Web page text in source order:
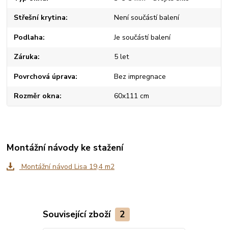
Střešní krytina Není součástí balení
Podlaha Je součástí balení
Záruka 5 let
Povrchová úprava Bez impregnace
Rozměr okna 60x111 cm
Montážní návody ke stažení
Montážní návod Lisa 19,4 m2
Související zboží 2